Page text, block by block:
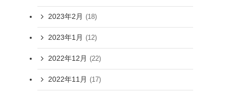
2023年2月 (18)
2023年1月 (12)
2022年12月 (22)
2022年11月 (17)